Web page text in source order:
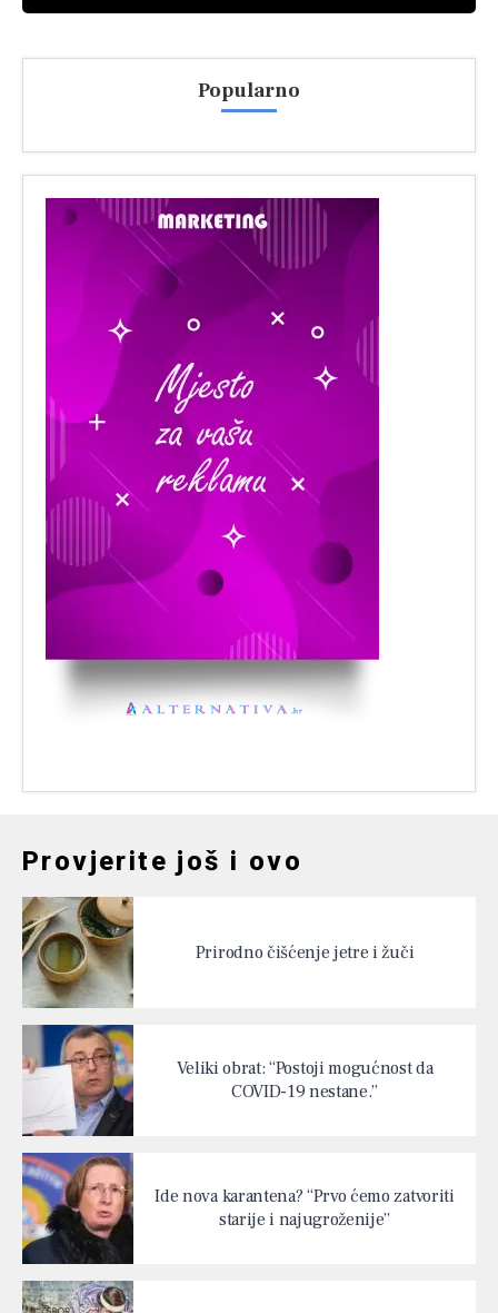
Popularno
Provjerite još i ovo
Prirodno čišćenje jetre i žuči
Veliki obrat: “Postoji mogućnost da
COVID-19 nestane.”
Ide nova karantena? “Prvo ćemo zatvoriti
starije i najugroženije”